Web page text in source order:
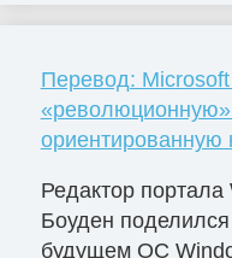
Перевод: Microsoft
ориентированную
Редактор
Боуден
будущем ОС